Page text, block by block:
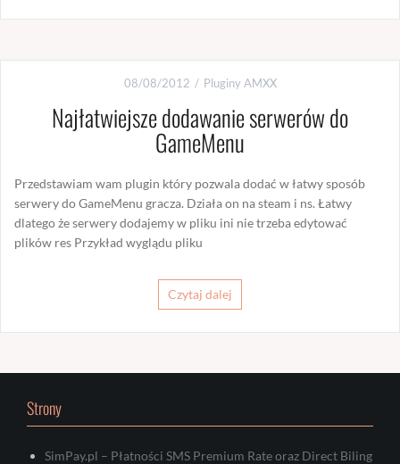
08/08/2012 Pluginy AMXX
Najłatwiejsze dodawanie serwerów do
GameMenu
Przedstawiam wam plugin który pozwala dodać w łatwy sposób
serwery do GameMenu gracza. Działa on na steam i ns. Łatwy
dlatego że serwery dodajemy w pliku ini nie trzeba edytować
plików res Przykład wyglądu pliku
Czytaj dalej
Strony
SimPay.pl – Płatności SMS Premium Rate oraz Direct Biling